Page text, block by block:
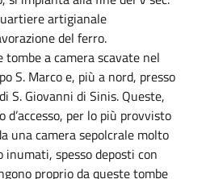
artigianale
del ferro.
tombe a camera scavate nel
S. Marco e, più a nord, presso
S. Giovanni di Sinis. Queste,
per lo più provvisto
una camera sepolcrale molto
inumati, spesso deposti con
proprio da queste tombe